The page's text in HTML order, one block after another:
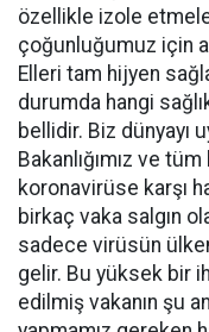
özellikle izole
çoğunluğumuz için
Elleri tam hijyen
durumda hangi
bellidir. Biz dünyayı
Bakanlığımız ve
koronavirüse karşı
birkaç vaka salgın
sadece virüsün
gelir. Bu yüksek bir
edilmiş vakanın şu